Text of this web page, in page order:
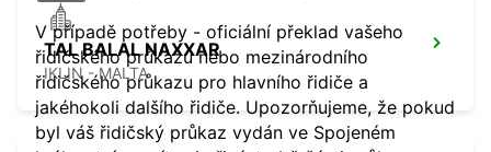
TAL BALAL NAXXAR
IKLIN - MALTA
V případě potřeby - oficiální překlad vašeho
řidičského průkazu nebo mezinárodního
řidičského průkazu pro hlavního řidiče a
jakéhokoli dalšího řidiče. Upozorňujeme, že pokud
byl váš řidičský průkaz vydán ve Spojeném